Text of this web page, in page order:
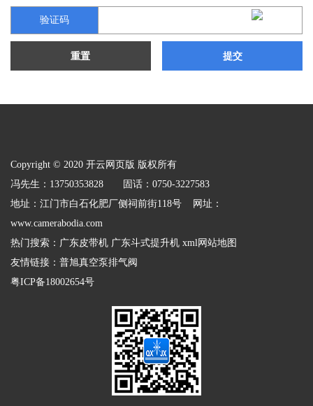
验证码
重置 提交
Copyright © 2020 开云网页版 版权所有
冯先生：13750353828 固话：0750-3227583
地址：江门市白石化肥厂侧祠前街118号 网址：
www.camerabodia.com
热门搜索： 广东皮带机 广东斗式提升机 xml网站地图
友情链接： 普旭真空泵排气阀
粤ICP备18002654号